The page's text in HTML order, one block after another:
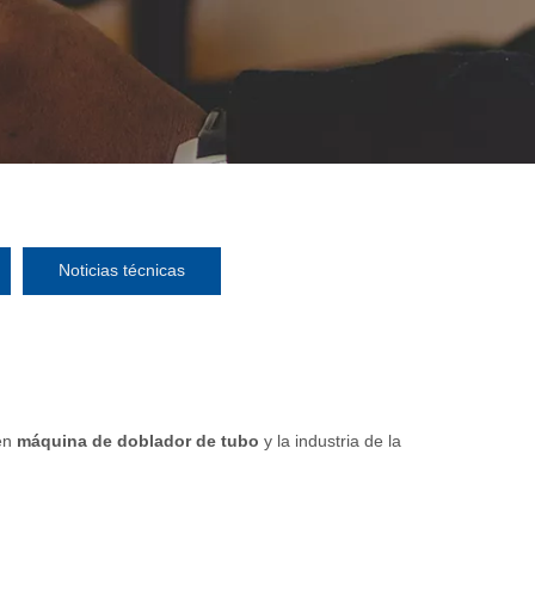
Noticias técnicas
máquina de doblador de tubo y la industria de la